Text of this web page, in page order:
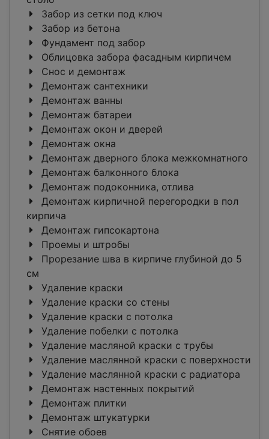
Забор из сетки под ключ
Забор из бетона
Фундамент под забор
Облицовка забора фасадным кирпичем
Снос и демонтаж
Демонтаж сантехники
Демонтаж ванны
Демонтаж батареи
Демонтаж окон и дверей
Демонтаж окна
Демонтаж дверного блока межкомнатного
Демонтаж балконного блока
Демонтаж подоконника, отлива
Демонтаж кирпичной перегородки в пол
кирпича
Демонтаж гипсокартона
Проемы и штробы
Прорезание шва в кирпиче глубиной до 5
см
Удаление краски
Удаление краски со стены
Удаление краски с потолка
Удаление побелки с потолка
Удаление масляной краски с трубы
Удаление маслянной краски с поверхности
Удаление маслянной краски с радиатора
Демонтаж настенных покрытий
Демонтаж плитки
Демонтаж штукатурки
Снятие обоев